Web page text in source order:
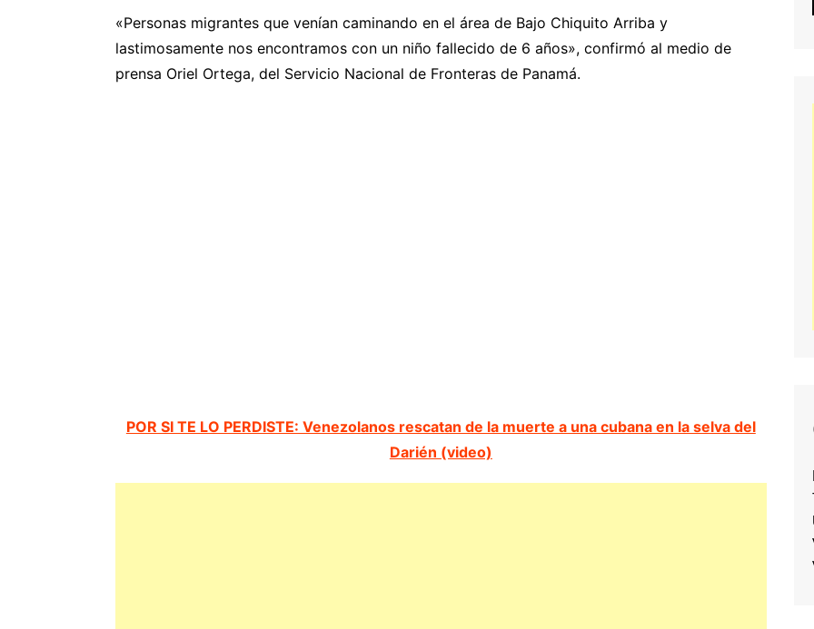
«Personas migrantes que venían caminando en el área de Bajo Chiquito Arriba y
lastimosamente nos encontramos con un niño fallecido de 6 años», confirmó al medio de
prensa Oriel Ortega, del Servicio Nacional de Fronteras de Panamá.
POR SI TE LO PERDISTE: Venezolanos rescatan de la muerte a una cubana en la selva del
Darién (video)